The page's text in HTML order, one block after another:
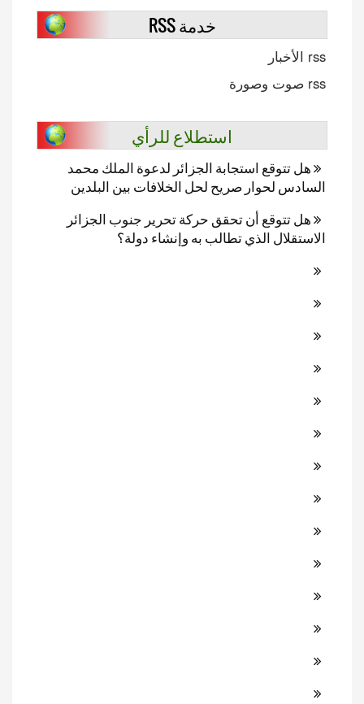
خدمة RSS
rss الأخبار
rss صوت وصورة
استطلاع للرأي
هل تتوقع استجابة الجزائر لدعوة الملك محمد
السادس لحوار صريح لحل الخلافات بين البلدين
هل تتوقع أن تحقق حركة تحرير جنوب الجزائر
الاستقلال الذي تطالب به وإنشاء دولة؟